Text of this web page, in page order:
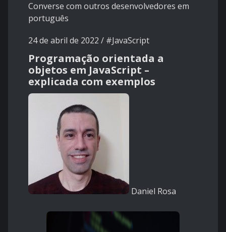
Converse com outros desenvolvedores em
português
24 de abril de 2022 / #JavaScript
Programação orientada a
objetos em JavaScript –
explicada com exemplos
Daniel Rosa